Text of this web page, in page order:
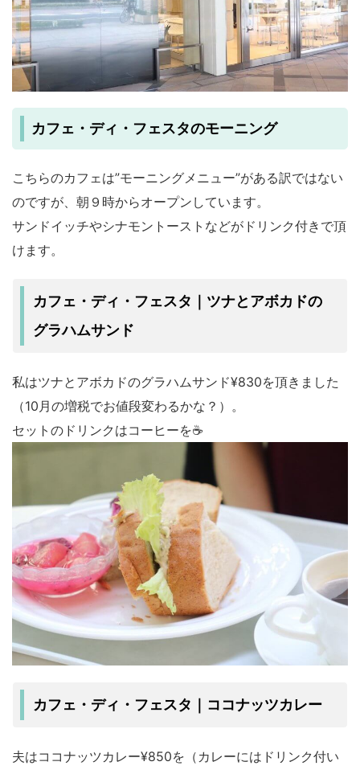
カフェ・ディ・フェスタのモーニング
こちらのカフェは”モーニングメニュー”がある訳ではない
のですが、朝９時からオープンしています。
サンドイッチやシナモントーストなどがドリンク付きで頂
けます。
カフェ・ディ・フェスタ｜ツナとアボカドの
グラハムサンド
私はツナと アボカドのグラハムサンド¥830を頂きました
（10月の増税でお値段変わるかな？）。
セットのドリンクはコーヒーを☕
カフェ・ディ・フェスタ｜ココナッツカレー
夫はココナッツカレー¥850を（カレーにはドリンク付い